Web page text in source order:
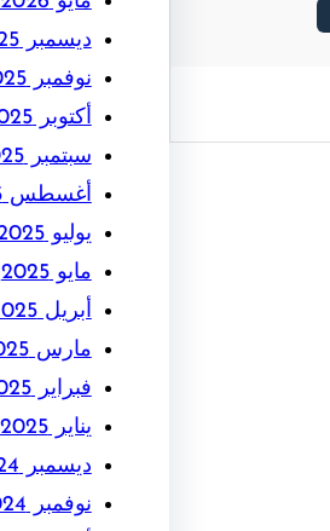
ديسمبر 2025
نوفمبر 2025
أكتوبر 2025
سبتمبر 2025
أغسطس 2025
يوليو 2025
مايو 2025
أبريل 2025
مارس 2025
فبراير 2025
يناير 2025
ديسمبر 2024
نوفمبر 2024